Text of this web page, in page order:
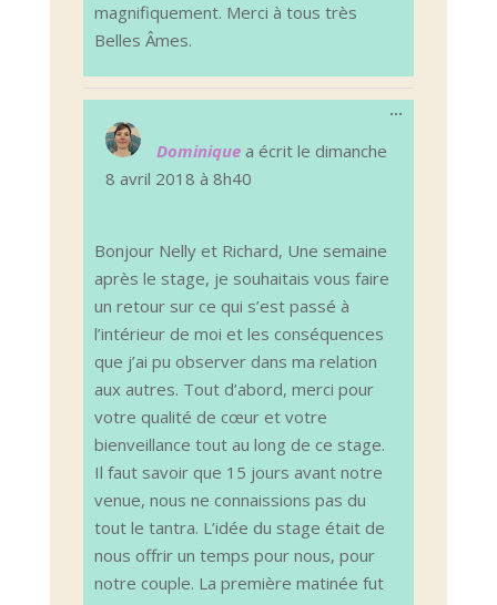
magnifiquement. Merci à tous très
Belles Âmes.
Dominique a écrit le dimanche
8 avril 2018 à 8h40
Bonjour Nelly et Richard, Une semaine
après le stage, je souhaitais vous faire
un retour sur ce qui s’est passé à
l’intérieur de moi et les conséquences
que j’ai pu observer dans ma relation
aux autres. Tout d’abord, merci pour
votre qualité de cœur et votre
bienveillance tout au long de ce stage.
Il faut savoir que 15 jours avant notre
venue, nous ne connaissions pas du
tout le tantra. L’idée du stage était de
nous offrir un temps pour nous, pour
notre couple. La première matinée fut
...